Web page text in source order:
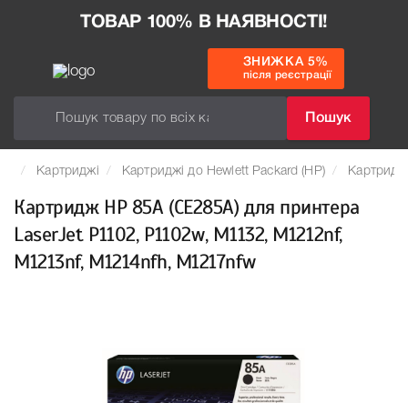
ТОВАР 100% В НАЯВНОСТІ!
Пошук
ЗНИЖКА 5%
після реєстрації
Картриджі Картриджі до Hewlett Packard (HP)
Картридж HP 85A (CE285A) для принтера
LaserJet P1102, P1102w, M1132, M1212nf,
M1213nf, M1214nfh, M1217nfw